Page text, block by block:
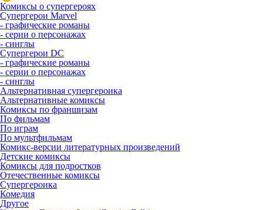
Комиксы о супергероях
Супергерои Marvel
- графические романы
- серии о персонажах
- синглы
Супергерои DC
- графические романы
- серии о персонажах
- синглы
Альтернативная супергероика
Альтернативные комиксы
Комиксы по франшизам
По фильмам
По играм
По мультфильмам
Комикс-версии литературных произведений
Детские комиксы
Комиксы для подростков
Отечественные комиксы
Супергероика
Комедия
Другое